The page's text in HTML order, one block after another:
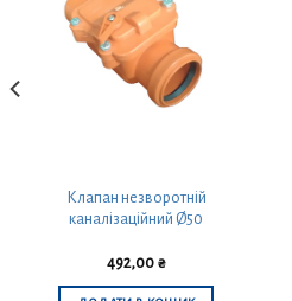
Клапан незворотній
каналізаційний Ø50
492,00 ₴